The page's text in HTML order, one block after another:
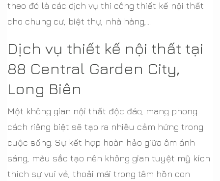
theo đó là các dịch vụ thi công thiết kế nội thất
cho chung cư, biệt thự, nhà hàng,...
Dịch vụ thiết kế nội thất tại
88 Central Garden City,
Long Biên
Một không gian nội thất độc đáo, mang phong
cách riêng biệt sẽ tạo ra nhiều cảm hứng trong
cuộc sống. Sự kết hợp hoàn hảo giữa âm ánh
sáng, màu sắc tạo nên không gian tuyệt mỹ kích
thích sự vui vẻ, thoải mái trong tâm hồn con